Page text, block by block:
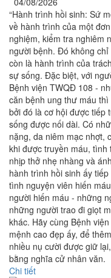
“Hành trình hồi sinh: Sứ
về hành trình của một
nghiệm, kiểm tra nghiêm
người bệnh. Đó không
còn là hành trình của
sự sống. Đặc biệt, với
Bệnh viện TWQĐ 108 -
căn bệnh ung thư máu
bởi đó là cơ hội được tiếp
sống được nối dài. Có
nặng, da niêm mạc nhợt,
khi được truyền máu, tình
nhịp thở nhẹ nhàng và
hành trình hồi sinh ấy
tình nguyện viên hiến
người hiến máu - những
những người trao đi giọt
khác. Hãy cùng Bệnh
mệnh cao đẹp ấy, để
nhiều nụ cười được giữ
bằng nghĩa cử nhân văn.
Chi tiết